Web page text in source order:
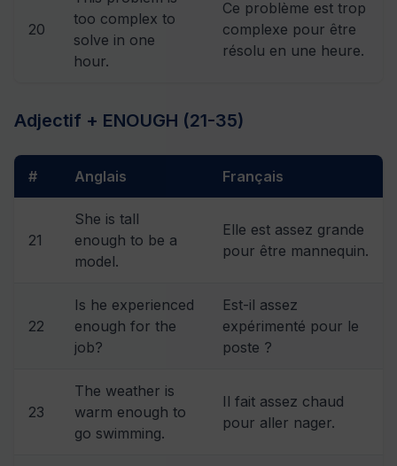
20
too complex to
solve in one
hour.
Ce problème est trop
complexe pour être
résolu en une heure.
Adjectif + ENOUGH (21-35)
# Anglais Français
21
She is tall
enough to be a
model.
Elle est assez grande
pour être mannequin.
22
Is he experienced
enough for the
job?
Est-il assez
expérimenté pour le
poste ?
23
The weather is
warm enough to
go swimming.
Il fait assez chaud
pour aller nager.